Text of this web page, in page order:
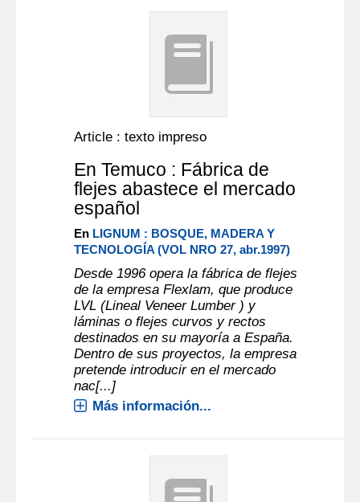
Article : texto impreso
En Temuco : Fábrica de
flejes abastece el mercado
español
En LIGNUM : BOSQUE, MADERA Y
TECNOLOGÍA (VOL NRO 27, abr.1997)
Desde 1996 opera la fábrica de flejes
de la empresa Flexlam, que produce
LVL (Lineal Veneer Lumber ) y
láminas o flejes curvos y rectos
destinados en su mayoría a España.
Dentro de sus proyectos, la empresa
pretende introducir en el mercado
nac[...]
Más información...